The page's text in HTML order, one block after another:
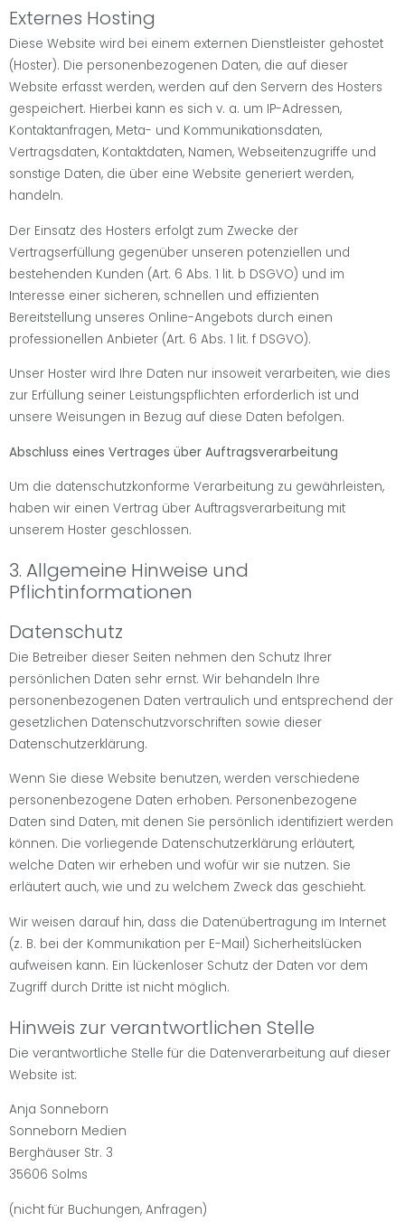
Externes Hosting
Diese Website wird bei einem externen Dienstleister gehostet
(Hoster). Die personenbezogenen Daten, die auf dieser
Website erfasst werden, werden auf den Servern des Hosters
gespeichert. Hierbei kann es sich v. a. um IP-Adressen,
Kontaktanfragen, Meta- und Kommunikationsdaten,
Vertragsdaten, Kontaktdaten, Namen, Webseitenzugriffe und
sonstige Daten, die über eine Website generiert werden,
handeln.
Der Einsatz des Hosters erfolgt zum Zwecke der
Vertragserfüllung gegenüber unseren potenziellen und
bestehenden Kunden (Art. 6 Abs. 1 lit. b DSGVO) und im
Interesse einer sicheren, schnellen und effizienten
Bereitstellung unseres Online-Angebots durch einen
professionellen Anbieter (Art. 6 Abs. 1 lit. f DSGVO).
Unser Hoster wird Ihre Daten nur insoweit verarbeiten, wie dies
zur Erfüllung seiner Leistungspflichten erforderlich ist und
unsere Weisungen in Bezug auf diese Daten befolgen.
Abschluss eines Vertrages über Auftragsverarbeitung
Um die datenschutzkonforme Verarbeitung zu gewährleisten,
haben wir einen Vertrag über Auftragsverarbeitung mit
unserem Hoster geschlossen.
3. Allgemeine Hinweise und
Pflichtinformationen
Datenschutz
Die Betreiber dieser Seiten nehmen den Schutz Ihrer
persönlichen Daten sehr ernst. Wir behandeln Ihre
personenbezogenen Daten vertraulich und entsprechend der
gesetzlichen Datenschutzvorschriften sowie dieser
Datenschutzerklärung.
Wenn Sie diese Website benutzen, werden verschiedene
personenbezogene Daten erhoben. Personenbezogene
Daten sind Daten, mit denen Sie persönlich identifiziert werden
können. Die vorliegende Datenschutzerklärung erläutert,
welche Daten wir erheben und wofür wir sie nutzen. Sie
erläutert auch, wie und zu welchem Zweck das geschieht.
Wir weisen darauf hin, dass die Datenübertragung im Internet
(z. B. bei der Kommunikation per E-Mail) Sicherheitslücken
aufweisen kann. Ein lückenloser Schutz der Daten vor dem
Zugriff durch Dritte ist nicht möglich.
Hinweis zur verantwortlichen Stelle
Die verantwortliche Stelle für die Datenverarbeitung auf dieser
Website ist:
Anja Sonneborn
Sonneborn Medien
Berghäuser Str. 3
35606 Solms
(nicht für Buchungen, Anfragen)